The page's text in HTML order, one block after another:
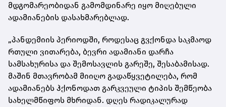
მდგომარეობიდან გამომდინარე იყო მიღებული
ადამიანების დასახმარებლად.
„პანდემიის პერიოდში, როდესაც გვქონდა საკმაოდ
რთული ვითარება, ბევრი ადამიანი დარჩა
სამსახურისა და შემოსავლის გარეშე, შესაბამისად.
მაშინ მთავრობამ მიიღო გადაწყვეტილება, რომ
ადამიანებს ჰქონოდათ გარკვეული ტიპის შემწეობა
სახელმწიფოს მხრიდან. დღეს რადიკალურად